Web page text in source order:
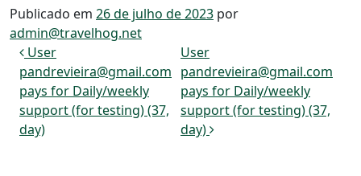
Publicado em 26 de julho de 2023 por
admin@travelhog.net
Navegação de post
User
pandrevieira@gmail.com
pays for Daily/weekly
support (for testing) (37,
day)
User
pandrevieira@gmail.com
pays for Daily/weekly
support (for testing) (37,
day)